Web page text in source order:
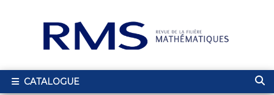
CATALOGUE